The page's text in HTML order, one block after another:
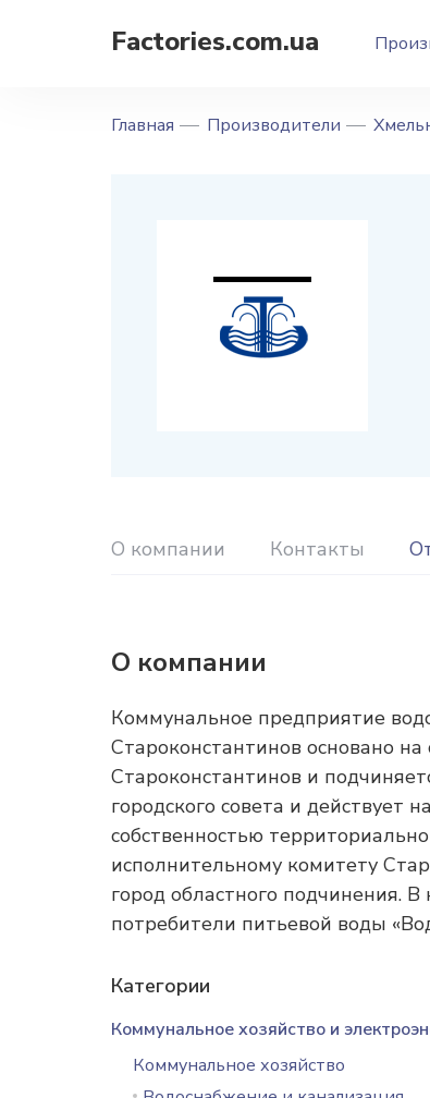
Factories.com.ua
Главная Производители
О компании Контакты
О компании
Коммунальное предприятие
Староконстантинов основано
Староконстантинов и
городского совета и действует
собственностью
исполнительному комитету
город областного подчинения.
потребители питьевой воды
Категории
Коммунальное хозяйство и
Коммунальное хозяйство